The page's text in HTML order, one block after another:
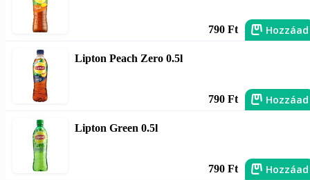
790 Ft Hozzáad
Lipton Peach Zero 0.5l
790 Ft Hozzáad
Lipton Green 0.5l
790 Ft Hozzáad